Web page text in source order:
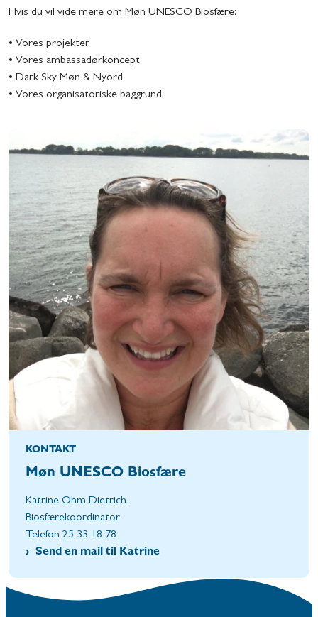
Hvis du vil vide mere om Møn UNESCO Biosfære:
• Vores projekter
• Vores ambassadørkoncept
• Dark Sky Møn & Nyord
• Vores organisatoriske baggrund
KONTAKT
Møn UNESCO Biosfære
Katrine Ohm Dietrich
Biosfærekoordinator
Telefon 25 33 18 78
Send en mail til Katrine